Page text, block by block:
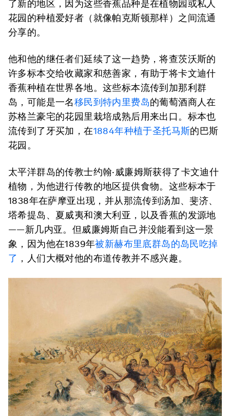
了新的地区，因为这些香蕉品种是在植物园或私人
花园的种植爱好者（就像帕克斯顿那样）之间流通
分享的。
他和他的继任者们延续了这一趋势，将查茨沃斯的
许多标本交给收藏家和慈善家，有助于将卡文迪什
香蕉种植在世界各地。这些标本流传到加那利群
岛，可能是一名移民到特内里费岛的葡萄酒商人在
苏格兰豪宅的花园里栽培成熟后用来出口。标本也
流传到了牙买加，在1884年种植于圣托马斯的巴斯
花园。
太平洋群岛的传教士约翰·威廉姆斯获得了卡文迪什
植物，为他进行传教的地区提供食物。这些标本于
1838年在萨摩亚出现，并从那流传到汤加、斐济、
塔希提岛、夏威夷和澳大利亚，以及香蕉的发源地
——新几内亚。但威廉姆斯自己并没能看到这一景
象，因为他在1839年被新赫布里底群岛的岛民吃掉
了 ，人们大概对他的布道传教并不感兴趣。